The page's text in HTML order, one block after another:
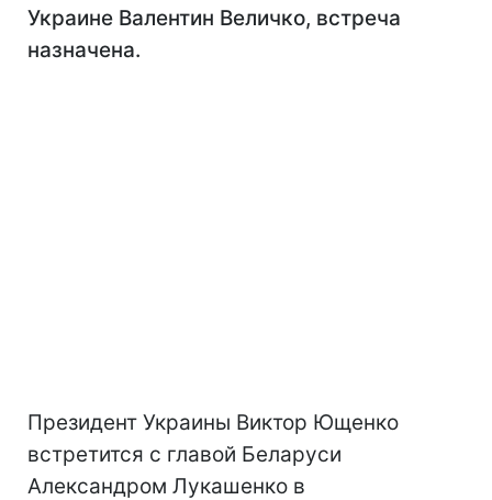
Украине Валентин Величко, встреча
назначена.
Президент Украины Виктор Ющенко
встретится с главой Беларуси
Александром Лукашенко в